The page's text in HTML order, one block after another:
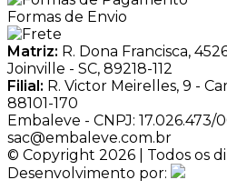
Formas de Envio
Matriz: R. Dona Francisca,
Joinville - SC, 89218-112
Filial: R. Victor Meirelles, 9 -
88101-170
Embaleve - CNPJ: 17.026.473/
sac@embaleve.com.br
© Copyright 2026 | Todos os
Desenvolvimento por: